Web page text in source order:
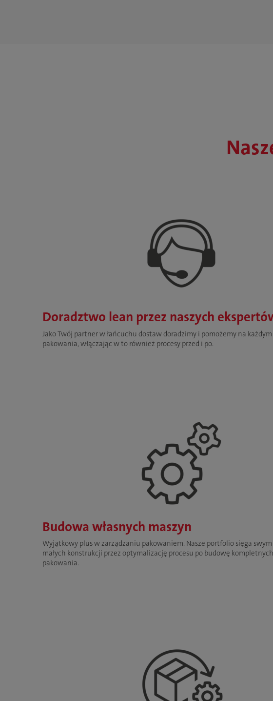
Doradztwo lean przez naszych
Jako Twój partner w łańcuchu dostaw doradzimy i pomożemy na
pakowania, włączając w to również procesy przed i po.
Budowa własnych maszyn
Wyjątkowy plus w zarządzaniu pakowaniem. Nasze portfolio sięga swym
małych konstrukcji przez optymalizację procesu po budowę
pakowania.